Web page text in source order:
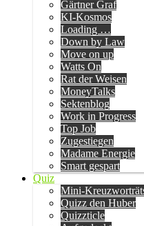
Gärtner Graf
KI-Kosmos
Loading …
Down by Law
Move on up
Watts On
Rat der Weisen
MoneyTalks
Sektenblog
Work in Progress
Top Job
Zugestiegen
Madame Energie
Smart gespart
Quiz
Mini-
Quizz den Huber
Quizzticle